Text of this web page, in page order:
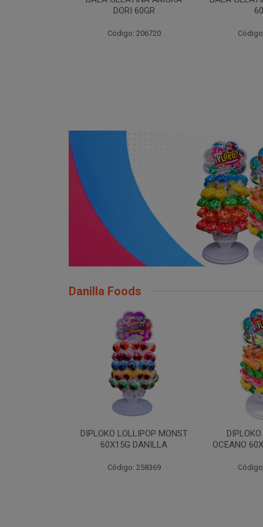
60GR
Código: 206717
Danilla Foods
DIPLOKO LOLLIPOP
OCEANO 60X15G DANILLA
Código: 258620
DIPLOKO
POP